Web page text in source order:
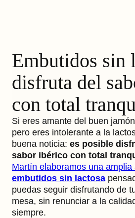
Embutidos sin
disfruta del
con total
Si eres amante del buen
pero eres intolerante a la
buena noticia: es posible
sabor ibérico con total
Martín elaboramos una amplia
embutidos sin lactosa
puedas seguir disfrutando de
mesa, sin renunciar a la
siempre.